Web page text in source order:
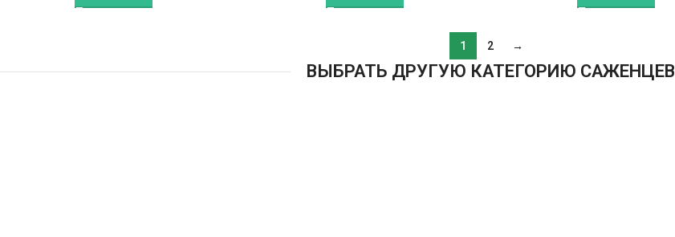
1 2 →
ВЫБРАТЬ ДРУГУЮ КАТЕГОРИЮ САЖЕНЦЕВ